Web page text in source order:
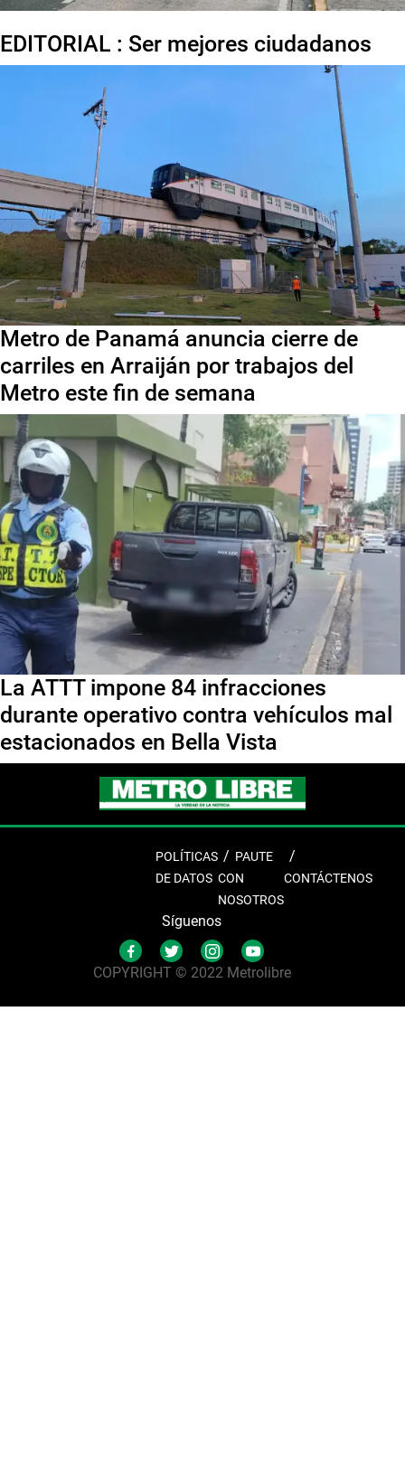
EDITORIAL : Ser mejores ciudadanos
Metro de Panamá anuncia cierre de
carriles en Arraiján por trabajos del
Metro este fin de semana
La ATTT impone 84 infracciones
durante operativo contra vehículos mal
estacionados en Bella Vista
POLÍTICAS
DE DATOS
PAUTE
CON
NOSOTROS
CONTÁCTENOS
Síguenos
COPYRIGHT © 2022 Metrolibre